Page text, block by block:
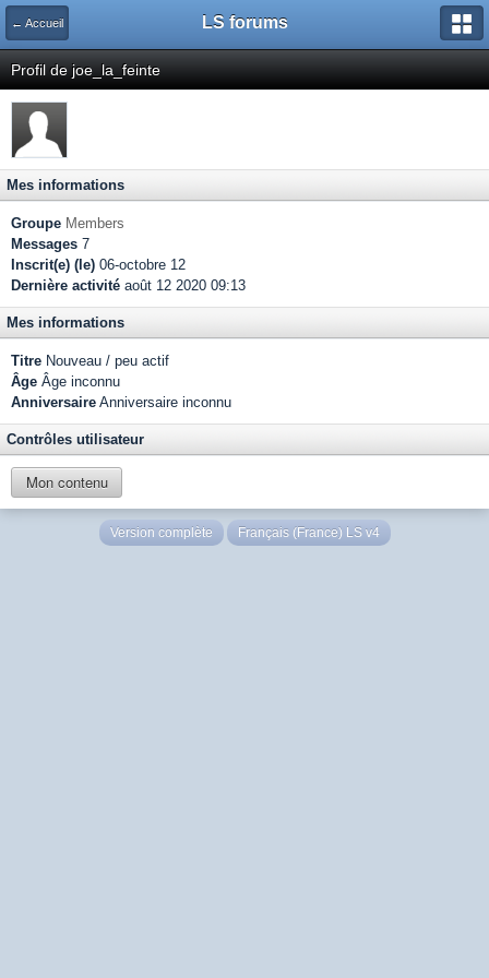
← Accueil LS forums
Profil de joe_la_feinte
Mes informations
Groupe Members
Messages 7
Inscrit(e) (le) 06-octobre 12
Dernière activité août 12 2020 09:13
Mes informations
Titre Nouveau / peu actif
Âge Âge inconnu
Anniversaire Anniversaire inconnu
Contrôles utilisateur
Mon contenu
Version complète Français (France) LS v4